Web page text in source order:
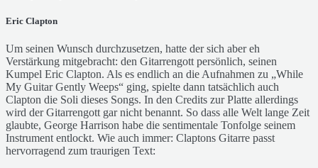
Eric Clapton
Um seinen Wunsch durchzusetzen, hatte der sich aber eh
Verstärkung mitgebracht: den Gitarrengott persönlich, seinen
Kumpel Eric Clapton. Als es endlich an die Aufnahmen zu „While
My Guitar Gently Weeps“ ging, spielte dann tatsächlich auch
Clapton die Soli dieses Songs. In den Credits zur Platte allerdings
wird der Gitarrengott gar nicht benannt. So dass alle Welt lange Zeit
glaubte, George Harrison habe die sentimentale Tonfolge seinem
Instrument entlockt. Wie auch immer: Claptons Gitarre passt
hervorragend zum traurigen Text: